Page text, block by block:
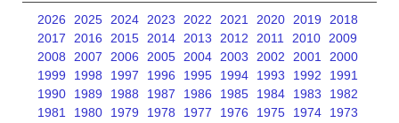
2026 2025 2024 2023 2022 2021 2020 2019
2018
2017
2016 2015 2014 2013 2012 2011 2010 2009
2008
2007 2006 2005 2004 2003 2002 2001
2000
1999
1998 1997 1996 1995 1994 1993 1992
1991
1990
1989 1988 1987 1986 1985 1984 1983
1982
1981
1980 1979 1978 1977 1976 1975 1974
1973